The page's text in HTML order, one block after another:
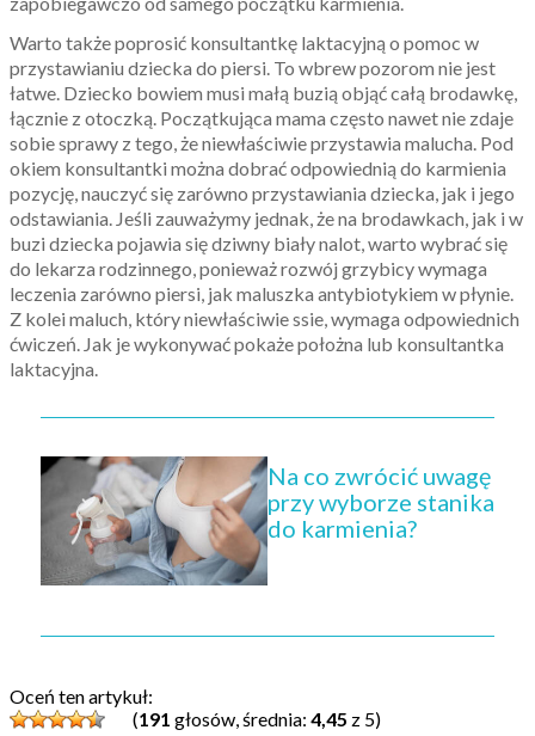
Warto także poprosić konsultantkę laktacyjną o pomoc w
przystawianiu dziecka do piersi. To wbrew pozorom nie jest
łatwe. Dziecko bowiem musi małą buzią objąć całą brodawkę,
łącznie z otoczką. Początkująca mama często nawet nie zdaje
sobie sprawy z tego, że niewłaściwie przystawia malucha. Pod
okiem konsultantki można dobrać odpowiednią do karmienia
pozycję, nauczyć się zarówno przystawiania dziecka, jak i jego
odstawiania. Jeśli zauważymy jednak, że na brodawkach, jak i w
buzi dziecka pojawia się dziwny biały nalot, warto wybrać się
do lekarza rodzinnego, ponieważ rozwój grzybicy wymaga
leczenia zarówno piersi, jak maluszka antybiotykiem w płynie.
Z kolei maluch, który niewłaściwie ssie, wymaga odpowiednich
ćwiczeń. Jak je wykonywać pokaże położna lub konsultantka
laktacyjna.
Na co zwrócić uwagę
przy wyborze stanika
do karmienia?
Oceń ten artykuł:
(191 głosów, średnia: 4,45 z 5)